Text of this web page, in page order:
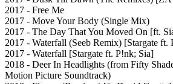
2017 - Free Me
2017 - Move Your Body (Single Mix)
2017 - The Day That You Moved On [ft.
2017 - Waterfall (Seeb Remix) [Stargate ft.
2017 - Waterfall [Stargate ft. P!nk; Sia]
2018 - Deer In Headlights (from Fifty
Motion Picture Soundtrack)